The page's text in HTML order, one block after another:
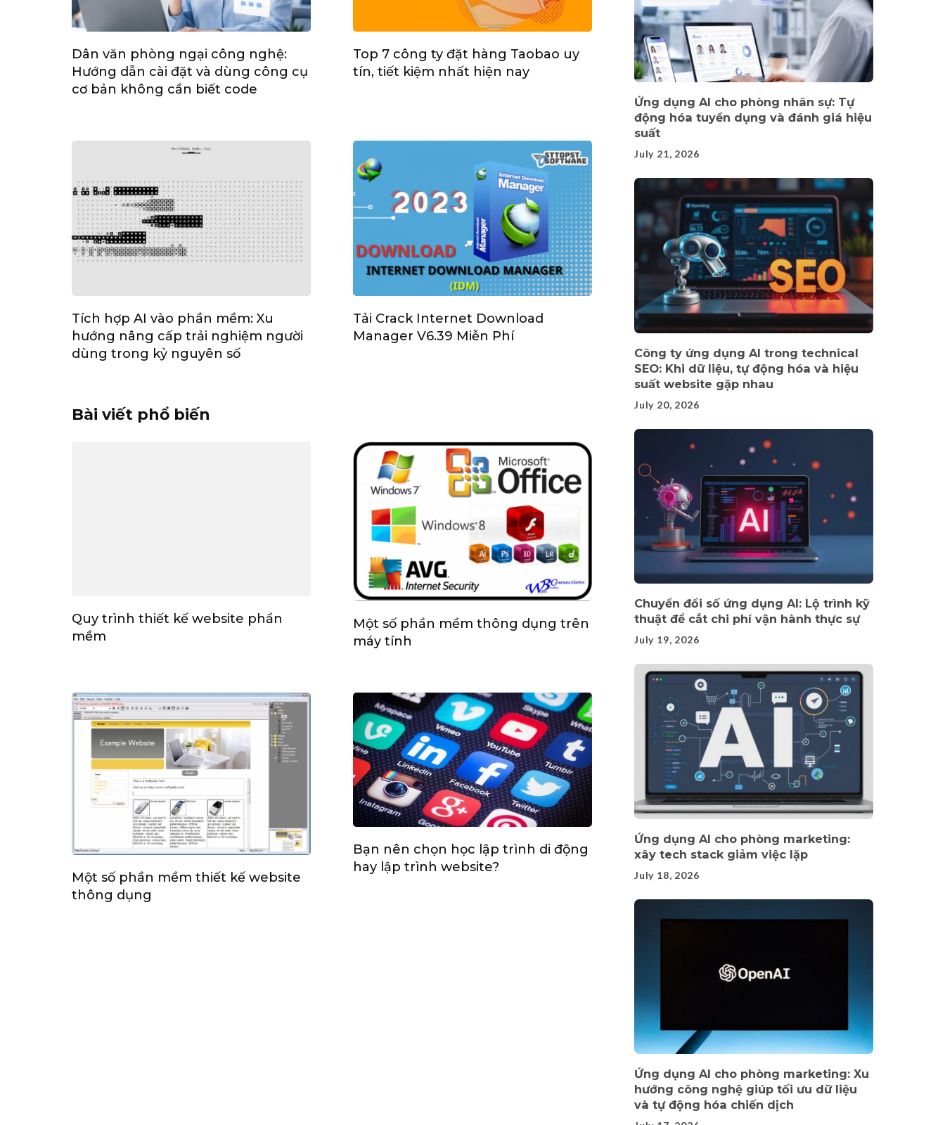
Dân văn phòng ngại công nghệ:
Hướng dẫn cài đặt và dùng công cụ
cơ bản không cần biết code
Top 7 công ty đặt hàng Taobao uy
tín, tiết kiệm nhất hiện nay
Tích hợp AI vào phần mềm: Xu
hướng nâng cấp trải nghiệm người
dùng trong kỷ nguyên số
Tải Crack Internet Download
Manager V6.39 Miễn Phí
Bài viết phổ biến
Quy trình thiết kế website phần
mềm
Một số phần mềm thông dụng trên
máy tính
Một số phần mềm thiết kế website
thông dụng
Bạn nên chọn học lập trình di động
hay lập trình website?
Ứng dụng AI cho phòng nhân sự: Tự
động hóa tuyển dụng và đánh giá hiệu
suất
July 21, 2026
Công ty ứng dụng AI trong technical
SEO: Khi dữ liệu, tự động hóa và hiệu
suất website gặp nhau
July 20, 2026
Chuyển đổi số ứng dụng AI: Lộ trình kỹ
thuật để cắt chi phí vận hành thực sự
July 19, 2026
Ứng dụng AI cho phòng marketing:
xây tech stack giảm việc lặp
July 18, 2026
Ứng dụng AI cho phòng marketing: Xu
hướng công nghệ giúp tối ưu dữ liệu
và tự động hóa chiến dịch